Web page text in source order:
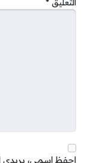
التعليق *
احفظ اسمي، بريدي